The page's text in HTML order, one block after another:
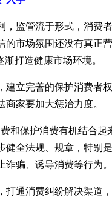
，监管流于形式，消费
的市场氛围还没有真正
渐打造健康市场环境。
立完善的保护消费者
商家要加大惩治力度。
和保护消费有机结合起
健全法规、规章，特别
诈骗、诱导消费等行为。
通消费纠纷解决渠道